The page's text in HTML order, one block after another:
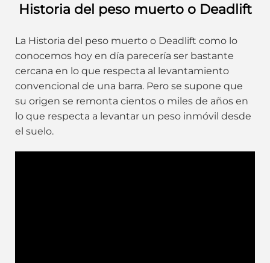
Historia del peso muerto o Deadlift
La Historia del peso muerto o Deadlift como lo
conocemos hoy en día parecería ser bastante
cercana en lo que respecta al levantamiento
convencional de una barra. Pero se supone que
su origen se remonta cientos o miles de años en
lo que respecta a levantar un peso inmóvil desde
el suelo.